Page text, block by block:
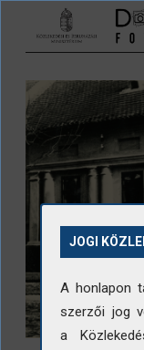
Ugrás a tartalomra
JOGI
A honlapon
szerzői jog
a